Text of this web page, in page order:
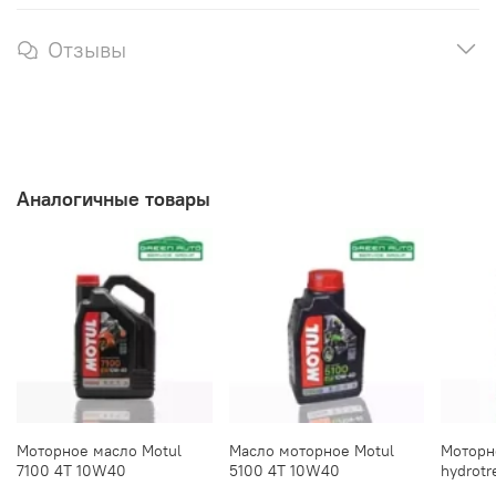
Отзывы
Аналогичные товары
Моторное масло Motul
7100 4T 10W40
Масло моторное Motul
5100 4T 10W40